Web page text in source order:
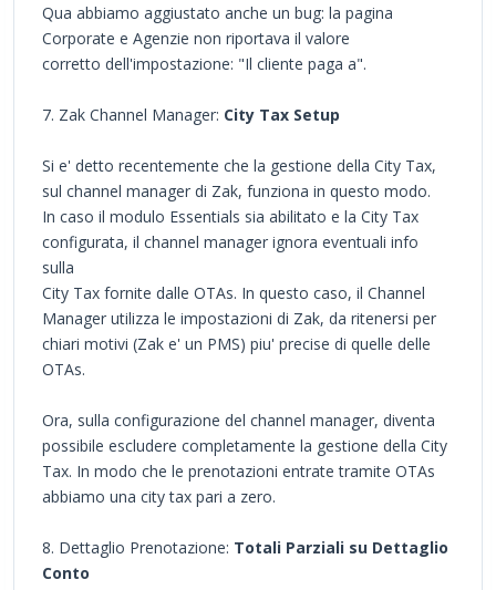
Qua abbiamo aggiustato anche un bug: la pagina
Corporate e Agenzie non riportava il valore
corretto dell'impostazione: "Il cliente paga a".
7. Zak Channel Manager: City Tax Setup
Si e' detto recentemente che la gestione della City Tax,
sul channel manager di Zak, funziona in questo modo.
In caso il modulo Essentials sia abilitato e la City Tax
configurata, il channel manager ignora eventuali info
sulla
City Tax fornite dalle OTAs. In questo caso, il Channel
Manager utilizza le impostazioni di Zak, da ritenersi per
chiari motivi (Zak e' un PMS) piu' precise di quelle delle
OTAs.
Ora, sulla configurazione del channel manager, diventa
possibile escludere completamente la gestione della City
Tax. In modo che le prenotazioni entrate tramite OTAs
abbiamo una city tax pari a zero.
8. Dettaglio Prenotazione: Totali Parziali su Dettaglio
Conto